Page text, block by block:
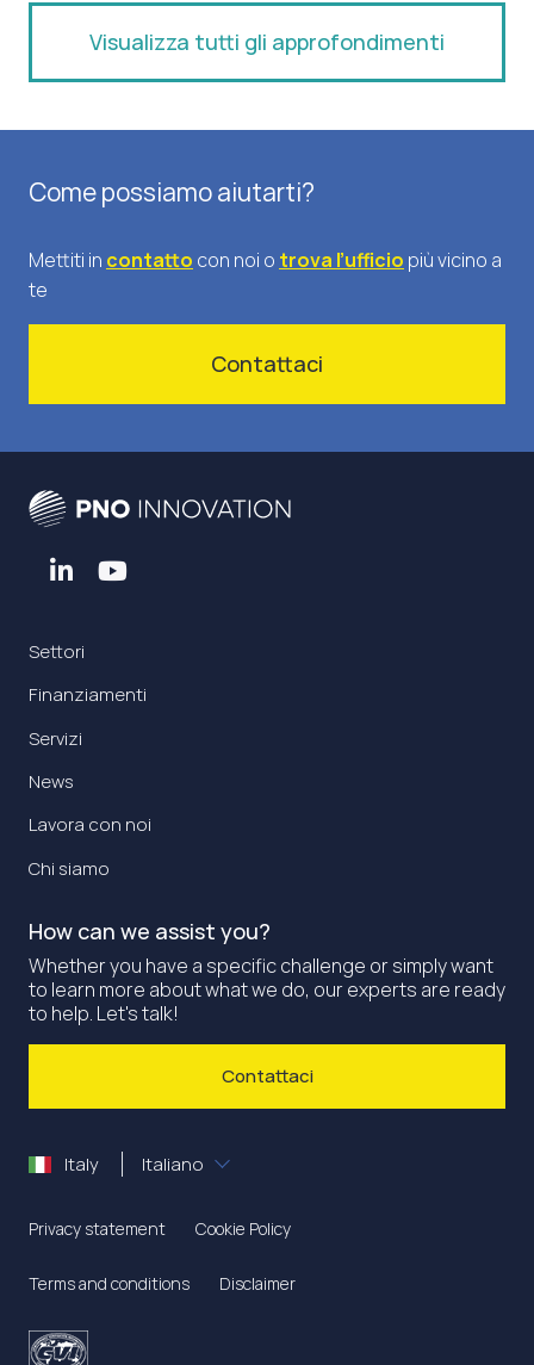
Visualizza tutti gli approfondimenti
Come possiamo aiutarti?
Mettiti in contatto con noi o trova l’ufficio più vicino a
te
Contattaci
Settori
Finanziamenti
Servizi
News
Lavora con noi
Chi siamo
How can we assist you?
Whether you have a specific challenge or simply want
to learn more about what we do, our experts are ready
to help. Let's talk!
Contattaci
Italy Italiano
Privacy statement Cookie Policy
Terms and conditions Disclaimer